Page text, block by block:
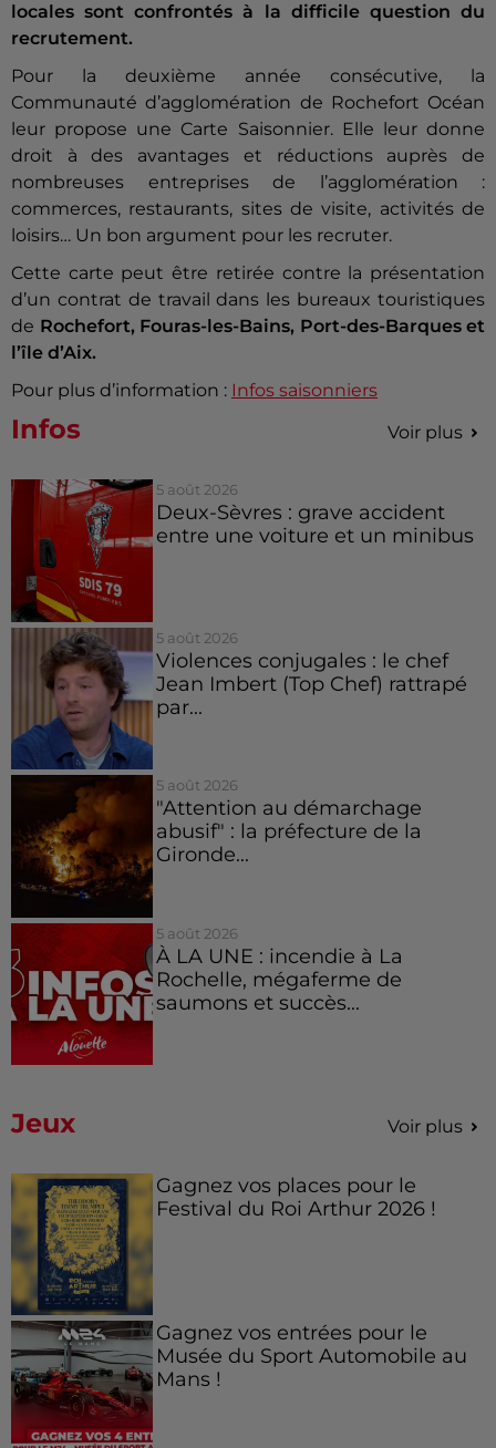
locales sont confrontés à la difficile question du
recrutement.
Pour la deuxième année consécutive, la
Communauté d’agglomération de Rochefort Océan
leur propose une Carte Saisonnier. Elle leur donne
droit à des avantages et réductions auprès de
nombreuses entreprises de l’agglomération :
commerces, restaurants, sites de visite, activités de
loisirs… Un bon argument pour les recruter.
Cette carte peut être retirée contre la présentation
d’un contrat de travail dans les bureaux touristiques
de Rochefort, Fouras-les-Bains, Port-des-Barques et
l’île d’Aix.
Pour plus d’information : Infos saisonniers
Infos Voir plus
5 août 2026
Deux-Sèvres : grave accident
entre une voiture et un minibus
5 août 2026
Violences conjugales : le chef
Jean Imbert (Top Chef) rattrapé
par...
5 août 2026
"Attention au démarchage
abusif" : la préfecture de la
Gironde...
5 août 2026
À LA UNE : incendie à La
Rochelle, mégaferme de
saumons et succès...
Jeux Voir plus
Gagnez vos places pour le
Festival du Roi Arthur 2026 !
Gagnez vos entrées pour le
Musée du Sport Automobile au
Mans !